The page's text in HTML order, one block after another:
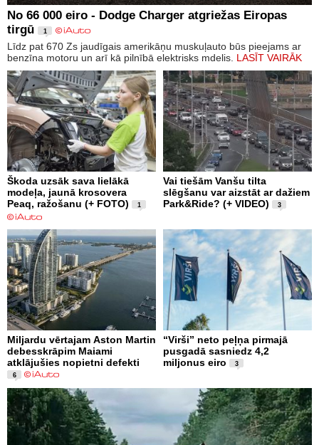
No 66 000 eiro - Dodge Charger atgriežas Eiropas
tirgū
1
Līdz pat 670 Zs jaudīgais amerikāņu muskuļauto būs pieejams ar
benzīna motoru un arī kā pilnībā elektrisks mdelis. LASĪT VAIRĀK
Škoda uzsāk sava lielākā
modeļa, jaunā krosovera
Peaq, ražošanu (+ FOTO)
1
Vai tiešām Vanšu tilta
slēgšanu var aizstāt ar dažiem
Park&Ride? (+ VIDEO)
3
Miljardu vērtajam Aston Martin
debesskrāpim Maiami
atklājušies nopietni defekti
6
“Virši” neto peļņa pirmajā
pusgadā sasniedz 4,2
miljonus eiro
3